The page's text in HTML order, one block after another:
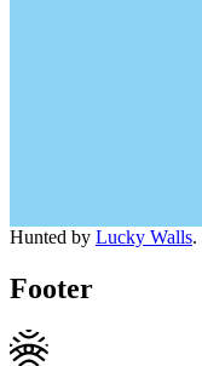
Hunted by Lucky Walls.
Footer